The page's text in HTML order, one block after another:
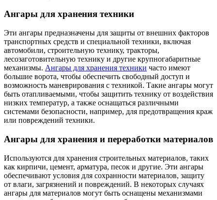
Ангары для хранения техники
Эти ангары предназначены для защиты от внешних факторов
транспортных средств и специальной техники, включая
автомобили, строительную технику, тракторы,
лесозаготовительную технику и другие крупногабаритные
механизмы. Ангары для хранения техники часто имеют
большие ворота, чтобы обеспечить свободный доступ и
возможность маневрирования с техникой. Такие ангары могут
быть отапливаемыми, чтобы защитить технику от воздействия
низких температур, а также оснащаться различными
системами безопасности, например, для предотвращения краж
или повреждений техники.
Ангары для хранения и переработки материалов
Используются для хранения строительных материалов, таких
как кирпичи, цемент, арматура, песок и другие. Эти ангары
обеспечивают условия для сохранности материалов, защиту
от влаги, загрязнений и повреждений. В некоторых случаях
ангары для материалов могут быть оснащены механизмами